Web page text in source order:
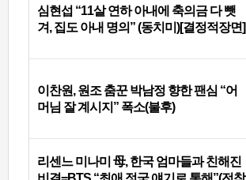
심현섭 “11살 연하 아내에 축의금 다 뺏
겨, 집도 아내 명의” (동치미)[결정적장면]
이찬원, 원조 춤꾼 박남정 향한 팬심 “어
머님 잘 계시지” 폭소(불후)
리센느 미나미 母, 한국 엄마들과 친해진